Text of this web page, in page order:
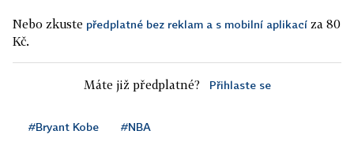
Nebo zkuste předplatné bez reklam a s mobilní aplikací za 80
Kč.
Máte již předplatné? Přihlaste se
#Bryant Kobe #NBA